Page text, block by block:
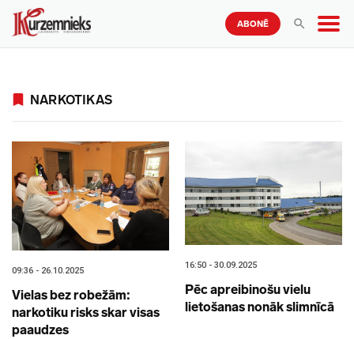
ABONĒ
NARKOTIKAS
09:36 - 26.10.2025
Vielas bez robežām:
narkotiku risks skar visas
paaudzes
16:50 - 30.09.2025
Pēc apreibinošu vielu
lietošanas nonāk slimnīcā